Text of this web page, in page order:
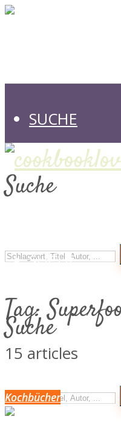
SUCHE
Suche
MAGAZIN &
ÜBER MICH
SUCHE
Suche
Tag:
15 articles
Kochbücher